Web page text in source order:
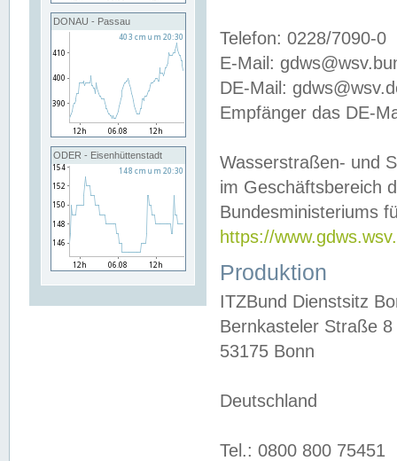
DONAU - Passau
ODER - Eisenhüttenstadt
Telefon: 0228/7090-0
E-Mail:
DE-Mail:
Empfänger das DE-
Wasserstraßen- und
im Geschäftsbereich
Bundesministeriums
https://
Produktion
ITZBund Dienstsitz
Bernkasteler Straße 8
53175 Bonn
Deutschland
Tel.: 0800 800 75451